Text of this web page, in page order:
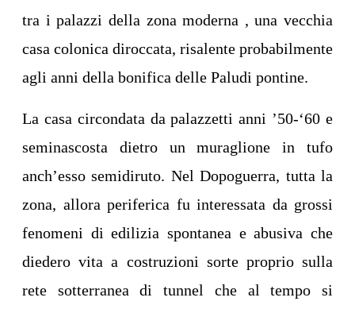
tra i palazzi della zona moderna , una vecchia
casa colonica diroccata, risalente probabilmente
agli anni della bonifica delle Paludi pontine.
La casa circondata da palazzetti anni ’50-‘60 e
seminascosta dietro un muraglione in tufo
anch’esso semidiruto. Nel Dopoguerra, tutta la
zona, allora periferica fu interessata da grossi
fenomeni di edilizia spontanea e abusiva che
diedero vita a costruzioni sorte proprio sulla
rete sotterranea di tunnel che al tempo si